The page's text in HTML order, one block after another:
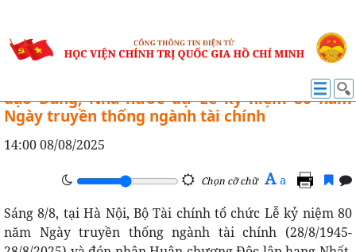
TIN HOẠT ĐỘNG
[Ảnh] Tổng Bí thư Tô Lâm và các đồng chí Lãnh
đạo Đảng, Nhà nước dự Lễ kỷ niệm 80 năm
Ngày truyền thống ngành tài chính
14:00 08/08/2025
Chọn cỡ chữ A a
Sáng 8/8, tại Hà Nội, Bộ Tài chính tổ chức Lễ kỷ niệm 80
năm Ngày truyền thống ngành tài chính (28/8/1945-